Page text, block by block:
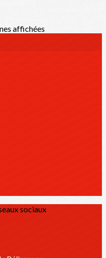
affichées
sociaux